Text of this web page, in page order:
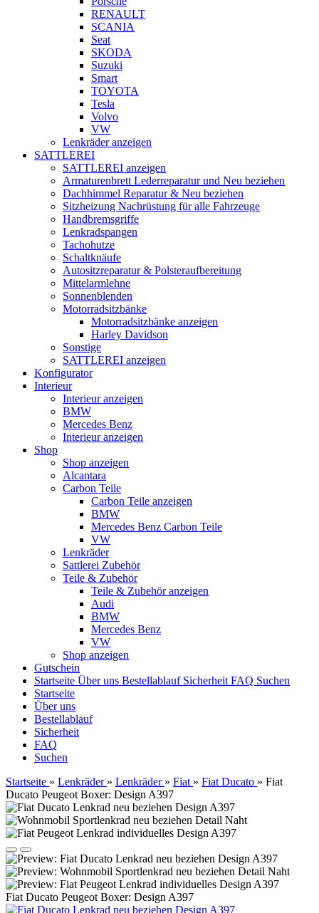
RENAULT
SCANIA
Seat
SKODA
Suzuki
Smart
TOYOTA
Tesla
Volvo
VW
Lenkräder anzeigen
SATTLEREI
SATTLEREI anzeigen
Armaturenbrett Lederreparatur und Neu beziehen
Dachhimmel Reparatur & Neu beziehen
Sitzheizung Nachrüstung für alle Fahrzeuge
Handbremsgriffe
Lenkradspangen
Tachohutze
Schaltknäufe
Autositzreparatur & Polsteraufbereitung
Mittelarmlehne
Sonnenblenden
Motorradsitzbänke
Motorradsitzbänke anzeigen
Harley Davidson
Sonstige
SATTLEREI anzeigen
Konfigurator
Interieur
Interieur anzeigen
BMW
Mercedes Benz
Interieur anzeigen
Shop
Shop anzeigen
Alcantara
Carbon Teile
Carbon Teile anzeigen
BMW
Mercedes Benz Carbon Teile
VW
Lenkräder
Sattlerei Zubehör
Teile & Zubehör
Teile & Zubehör anzeigen
Audi
BMW
Mercedes Benz
VW
Shop anzeigen
Gutschein
Startseite Über uns Bestellablauf Sicherheit FAQ Suchen
Startseite
Über uns
Bestellablauf
Sicherheit
FAQ
Suchen
Startseite » Lenkräder » Lenkräder » Fiat » Fiat Ducato » Fiat
Ducato Peugeot Boxer: Design A397
Fiat Ducato Peugeot Boxer: Design A397